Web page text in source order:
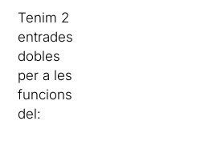
Tenim 2
entrades
dobles
per a les
funcions
del: